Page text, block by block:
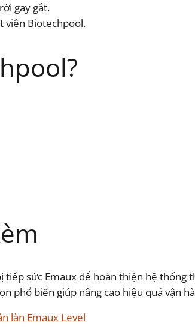
gay gắt.
viên Biotechpool.
sức Emaux để hoàn thiện hệ thống
phổ biến giúp nâng cao hiệu quả vận
làn Emaux Level